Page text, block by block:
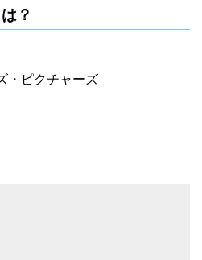
？
・ピクチャーズ